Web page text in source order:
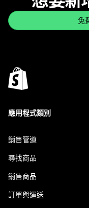
免
應用程式類別
銷售管道
尋找商品
銷售商品
訂單與運送